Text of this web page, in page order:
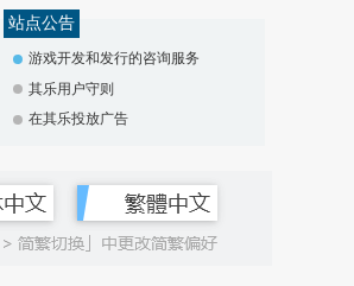
站点公告
游戏开发和发行的咨询服务
其乐用户守则
在其乐投放广告